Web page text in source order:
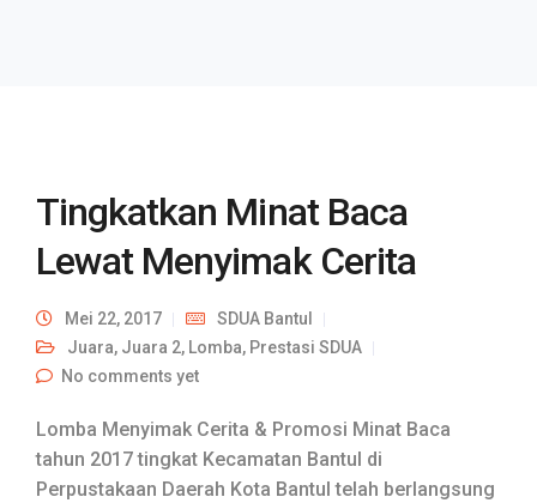
Tingkatkan Minat Baca
Lewat Menyimak Cerita
Mei 22, 2017
SDUA Bantul
Juara, Juara 2, Lomba, Prestasi SDUA
No comments yet
Lomba Menyimak Cerita & Promosi Minat Baca
tahun 2017 tingkat Kecamatan Bantul di
Perpustakaan Daerah Kota Bantul telah berlangsung